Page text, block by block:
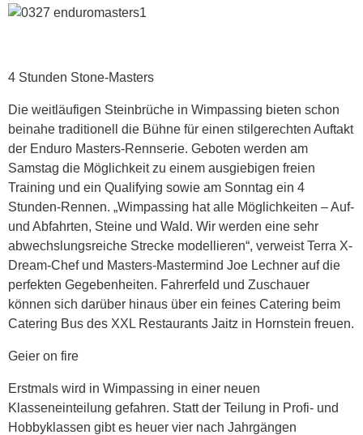
4 Stunden Stone-Masters
Die weitläufigen Steinbrüche in Wimpassing bieten schon
beinahe traditionell die Bühne für einen stilgerechten Auftakt
der Enduro Masters-Rennserie. Geboten werden am
Samstag die Möglichkeit zu einem ausgiebigen freien
Training und ein Qualifying sowie am Sonntag ein 4
Stunden-Rennen. „Wimpassing hat alle Möglichkeiten – Auf-
und Abfahrten, Steine und Wald. Wir werden eine sehr
abwechslungsreiche Strecke modellieren“, verweist Terra X-
Dream-Chef und Masters-Mastermind Joe Lechner auf die
perfekten Gegebenheiten. Fahrerfeld und Zuschauer
können sich darüber hinaus über ein feines Catering beim
Catering Bus des XXL Restaurants Jaitz in Hornstein freuen.
Geier on fire
Erstmals wird in Wimpassing in einer neuen
Klasseneinteilung gefahren. Statt der Teilung in Profi- und
Hobbyklassen gibt es heuer vier nach Jahrgängen